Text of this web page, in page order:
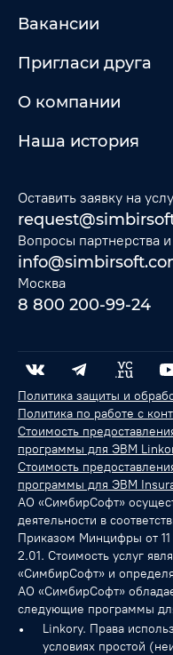
Вакансии
Пригласи друга
О компании
Наша история
Оставить заявку на
Вопросы партнерства
Москва
8 800 200-99-24
Политика защиты и
Политика по работе с
Стоимость
программы для ЭВМ
Стоимость
программы для ЭВМ
АО «СимбирСофт»
деятельности в
Приказом Минцифры от 11
2.01. Стоимость услуг
«СимбирСофт» и
АО «СимбирСофт»
следующие программы
Linkory. Права
условиях простой